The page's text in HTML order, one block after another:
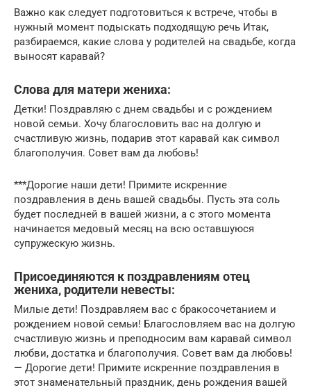
Важно как следует подготовиться к встрече, чтобы в
нужный момент подыскать подходящую речь Итак,
разбираемся, какие слова у родителей на свадьбе, когда
выносят каравай?
Слова для матери жениха:
Детки! Поздравляю с днем свадьбы и с рождением
новой семьи. Хочу благословить вас на долгую и
счастливую жизнь, подарив этот каравай как символ
благополучия. Совет вам да любовь!
***Дорогие наши дети! Примите искренние
поздравления в день вашей свадьбы. Пусть эта соль
будет последней в вашей жизни, а с этого момента
начинается медовый месяц на всю оставшуюся
супружескую жизнь.
Присоединяются к поздравлениям отец
жениха, родители невесты:
Милые дети! Поздравляем вас с бракосочетанием и
рождением новой семьи! Благословляем вас на долгую
счастливую жизнь и преподносим вам каравай символ
любви, достатка и благополучия. Совет вам да любовь!
— Дорогие дети! Примите искренние поздравления в
этот знаменательный праздник, день рождения вашей